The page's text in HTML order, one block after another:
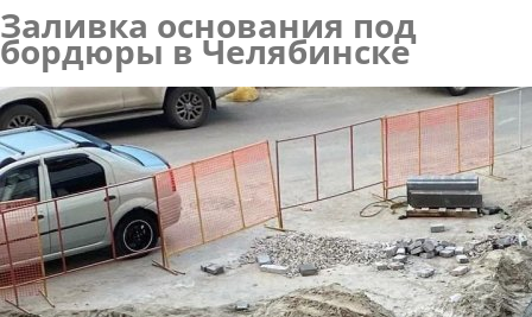
Заливка основания под
бордюры в Челябинске